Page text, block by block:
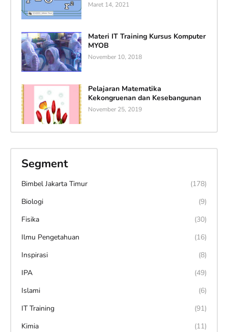
Maret 14, 2021
Materi IT Training Kursus Komputer
MYOB
November 10, 2018
Pelajaran Matematika
Kekongruenan dan Kesebangunan
November 25, 2019
Segment
Bimbel Jakarta Timur
(178)
Biologi
(9)
Fisika
(30)
Ilmu Pengetahuan
(16)
Inspirasi
(8)
IPA
(49)
Islami
(6)
IT Training
(91)
Kimia
(11)